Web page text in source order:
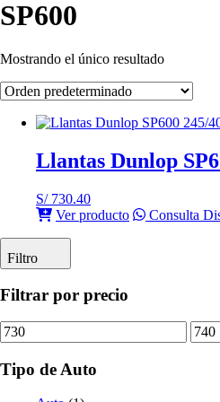
SP600
Mostrando el único resultado
Llantas Dunlop
S/730.40
Ver producto
Consulta
Filtro
Filtrar por precio
Precio
mínimo
Precio
Tipo de Auto